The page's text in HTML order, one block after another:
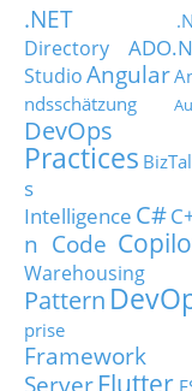
.NET
Directory
StudioAngular
ndsschätzung
DevOps
Practices
s
Intelligence C#
n Code
Warehousing
Pattern
prise
Framework
Server Flutter